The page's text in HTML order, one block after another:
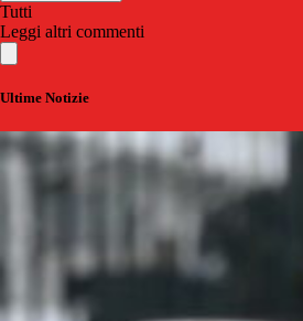
Tutti
Leggi altri commenti
Ultime Notizie